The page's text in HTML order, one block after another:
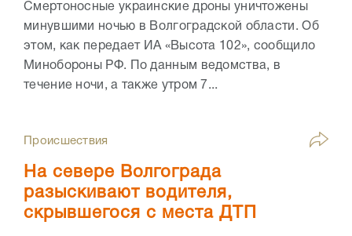
Смертоносные украинские дроны уничтожены
минувшими ночью в Волгоградской области. Об
этом, как передает ИА «Высота 102», сообщило
Минобороны РФ. По данным ведомства, в
течение ночи, а также утром 7...
Происшествия
На севере Волгограда
разыскивают водителя,
скрывшегося с места ДТП